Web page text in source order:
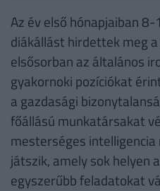
Az év első hónapjaiban
diákállást hirdettek meg
elsősorban az általános
gyakornoki pozíciókat
a gazdasági
főállású munkatársakat
mesterséges
játszik, amely sok helyen
egyszerűbb feladatokat